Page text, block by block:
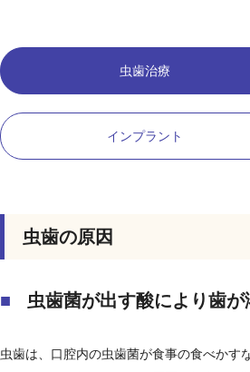
虫歯治療
インプラント
虫歯の原因
虫歯菌が出す酸により歯
虫歯は、口腔内の虫歯菌が食事の食べかす